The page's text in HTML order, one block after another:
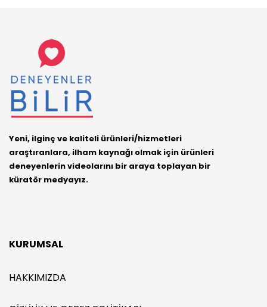
Yeni, ilginç ve kaliteli ürünleri/hizmetleri
araştıranlara, ilham kaynağı olmak için ürünleri
deneyenlerin videolarını bir araya toplayan bir
küratör medyayız.
KURUMSAL
HAKKIMIZDA